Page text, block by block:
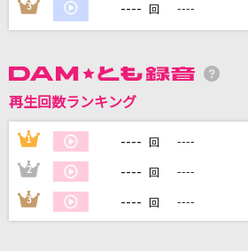
パート・オブ・ユア・ワールド
すずきまゆみ
3 ---- 回 ----
再生回数ランキング
1 ---- 回 ----
2 ---- 回 ----
3 ---- 回 ----